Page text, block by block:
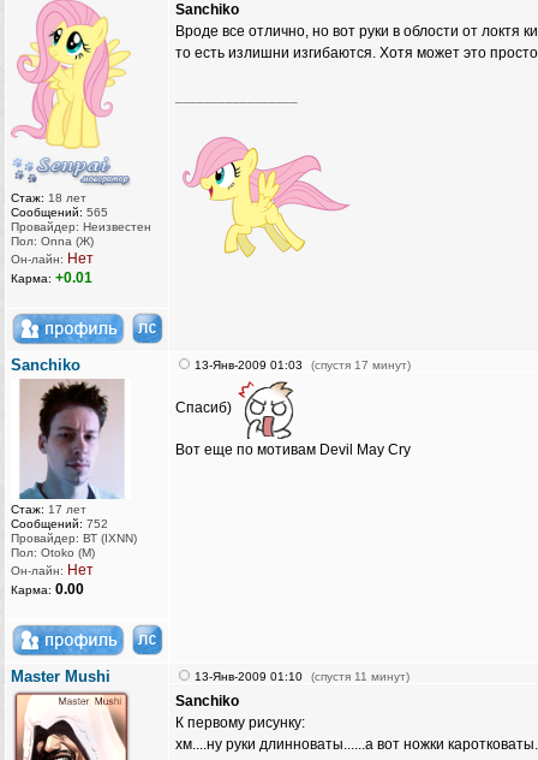
Стаж: 18 лет
Сообщений: 565
Провайдер: Неизвестен
Пол: Onna (Ж)
Он-лайн: Нет
Карма: +0.01
Sanchiko
Вроде все отлично, но вот руки в облости от
то есть излишни изгибаются. Хотя может это
Sanchiko
Стаж: 17 лет
Сообщений: 752
Провайдер: ВТ (IXNN)
Пол: Otoko (M)
Он-лайн: Нет
Карма: 0.00
13-Янв-2009 01:03 (спустя 17 минут)
Спасиб)
Вот еще по мотивам Devil May Cry
Master Mushi 13-Янв-2009 01:10 (спустя 11 минут)
Sanchiko
К первому рисунку:
хм....ну руки длинноваты......а вот ножки